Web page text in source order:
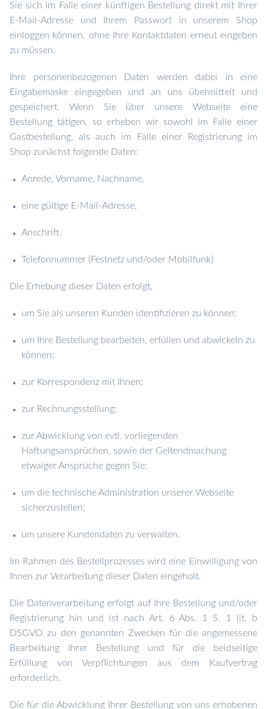
Sie sich im Falle einer künftigen Bestellung direkt mit Ihrer
E-Mail-Adresse und Ihrem Passwort in unserem Shop
einloggen können, ohne Ihre Kontaktdaten erneut eingeben
zu müssen.
Ihre personenbezogenen Daten werden dabei in eine
Eingabemaske eingegeben und an uns übermittelt und
gespeichert. Wenn Sie über unsere Webseite eine
Bestellung tätigen, so erheben wir sowohl im Falle einer
Gastbestellung, als auch im Falle einer Registrierung im
Shop zunächst folgende Daten:
Anrede, Vorname, Nachname,
eine gültige E-Mail-Adresse,
Anschrift,
Telefonnummer (Festnetz und/oder Mobilfunk)
Die Erhebung dieser Daten erfolgt,
um Sie als unseren Kunden identifizieren zu können;
um Ihre Bestellung bearbeiten, erfüllen und abwickeln zu
können;
zur Korrespondenz mit Ihnen;
zur Rechnungsstellung;
zur Abwicklung von evtl. vorliegenden
Haftungsansprüchen, sowie der Geltendmachung
etwaiger Ansprüche gegen Sie;
um die technische Administration unserer Webseite
sicherzustellen;
um unsere Kundendaten zu verwalten.
Im Rahmen des Bestellprozesses wird eine Einwilligung von
Ihnen zur Verarbeitung dieser Daten eingeholt.
Die Datenverarbeitung erfolgt auf Ihre Bestellung und/oder
Registrierung hin und ist nach Art. 6 Abs. 1 S. 1 lit. b
DSGVO zu den genannten Zwecken für die angemessene
Bearbeitung Ihrer Bestellung und für die beidseitige
Erfüllung von Verpflichtungen aus dem Kaufvertrag
erforderlich.
Die für die Abwicklung Ihrer Bestellung von uns erhobenen